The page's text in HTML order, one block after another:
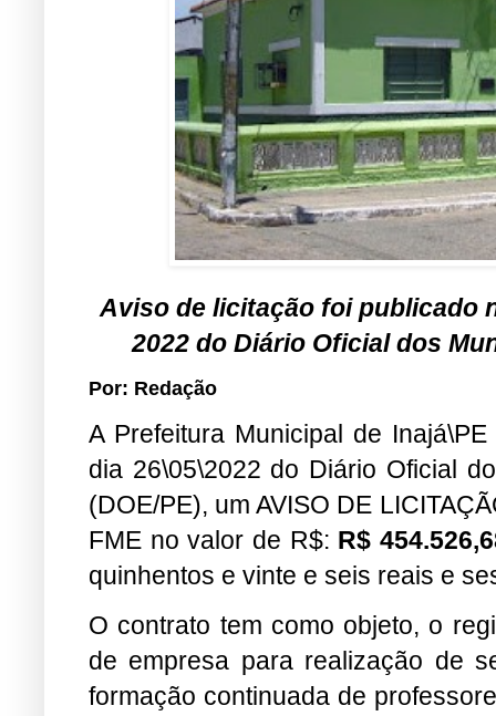
Aviso de licitação foi publicado
2022 do Diário Oficial dos
Por: Redação
A Prefeitura Municipal de
dia 26\05\2022 do Diário Oficial
(DOE/PE), umAVISO DE
FME no valor de R$: R$
quinhentos e vinte e seis reais e
O contrato tem como objeto, o
de empresa para realização de
formação continuada de